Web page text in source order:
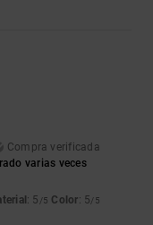
Compra verificada
varias veces
: 5 /5 Color: 5/5